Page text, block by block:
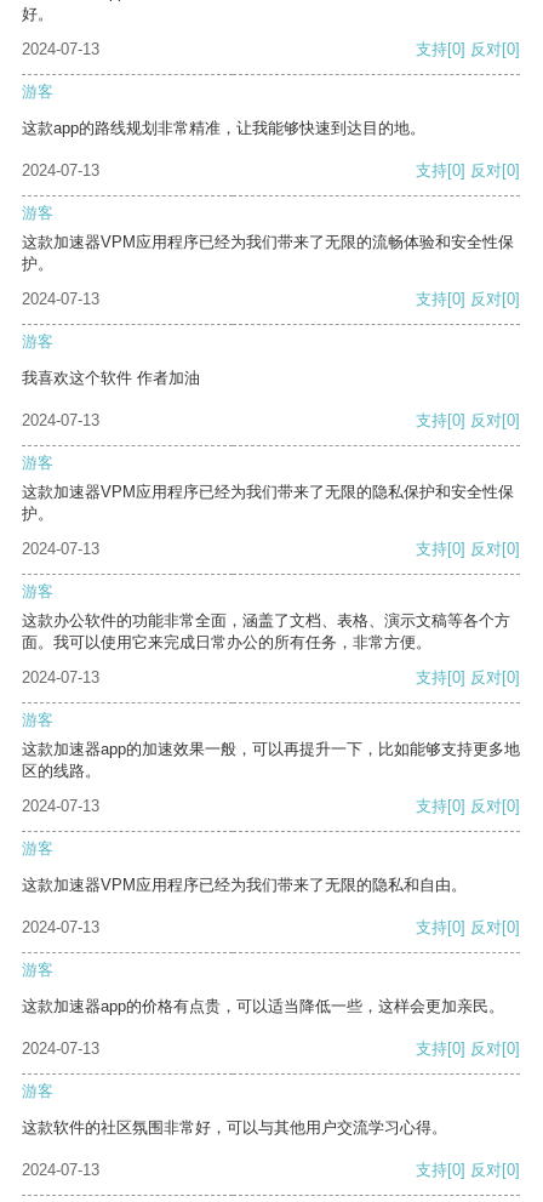
好。
2024-07-13
支持[0] 反对[0]
游客
这款app的路线规划非常精准，让我能够快速到达目的地。
2024-07-13 支持[0] 反对[0]
游客
这款加速器VPM应用程序已经为我们带来了无限的流畅体验和安全性保
护。
2024-07-13
支持[0] 反对[0]
游客
我喜欢这个软件 作者加油
2024-07-13 支持[0] 反对[0]
游客
这款加速器VPM应用程序已经为我们带来了无限的隐私保护和安全性保
护。
2024-07-13
支持[0] 反对[0]
游客
这款办公软件的功能非常全面，涵盖了文档、表格、演示文稿等各个方
面。我可以使用它来完成日常办公的所有任务，非常方便。
2024-07-13
支持[0] 反对[0]
游客
这款加速器app的加速效果一般，可以再提升一下，比如能够支持更多地
区的线路。
2024-07-13
支持[0] 反对[0]
游客
这款加速器VPM应用程序已经为我们带来了无限的隐私和自由。
2024-07-13 支持[0] 反对[0]
游客
这款加速器app的价格有点贵，可以适当降低一些，这样会更加亲民。
2024-07-13 支持[0] 反对[0]
游客
这款软件的社区氛围非常好，可以与其他用户交流学习心得。
2024-07-13 支持[0] 反对[0]